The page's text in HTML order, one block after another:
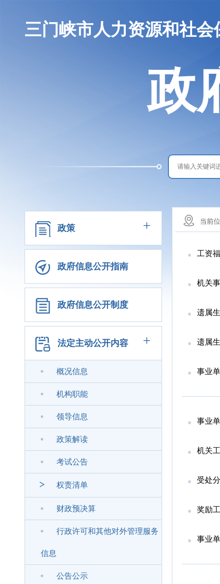
三门峡市人力资源和社会
政
政策 +
政府信息公开指南
政府信息公开制度
法定主动公开内容 +
概况信息
机构职能
领导信息
政策解读
考试公告
> 权责清单
财政预决算
行政许可和其他对外管理服务
信息
公告公示
当前
工资
机关
遗属
遗属
事业
事业
机关
受处
奖励
事业